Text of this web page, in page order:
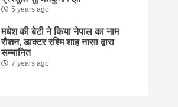
5 years ago
मधेश की बेटी ने किया नेपाल का नाम
राैशन, डाक्टर रश्मि शाह नासा द्वारा
सम्मानित
7 years ago